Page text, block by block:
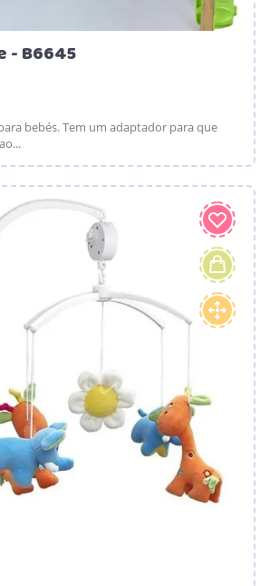
- B6645
bebés. Tem um adaptador para que